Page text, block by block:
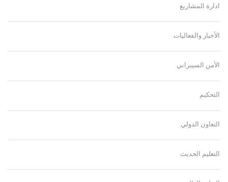
ادارة المشاريع
الأخبار والفعاليات
الأمن السيبراني
التحكيم
التعاون الدولي
التعليم الحديث